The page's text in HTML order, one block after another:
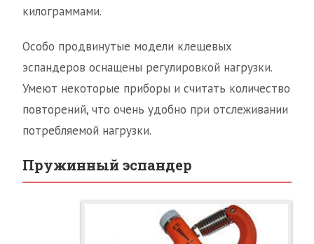
килограммами.
Особо продвинутые модели клещевых
эспандеров оснащены регулировкой нагрузки.
Умеют некоторые приборы и считать количество
повторений, что очень удобно при отслеживании
потребляемой нагрузки.
Пружинный эспандер